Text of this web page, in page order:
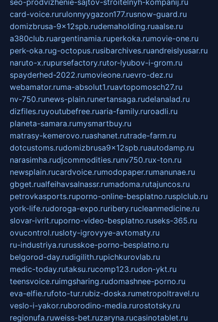
seo-prodvizhenie-sajtov-stroitelnyh-kompanij.ru
card-voice.rurulonnyygazon177.rusnow-guard.ru
domizbrusa-9x12spb.rudemaholding.ruaalse.ru
a380club.ruargentinamia.ruperkoka.rumovie-one.ru
perk-oka.rug-octopus.rusibarchives.ruandreislyusar.ru
naruto-x.rupursefactory.rutor-lyubov-i-grom.ru
spayderhed-2022.rumovieone.ruevro-dez.ru
webamator.ruma-absolut1.ruavtopomosch27.ru
nv-750.runews-plain.runertansaga.rudelanalad.ru
dizfiles.ruyoutubefree.ruaria-family.ruroadli.ru
planeta-samara.rumysmartbuy.ru
matrasy-kemerovo.ruashanet.rutrade-farm.ru
dotcustoms.rudomizbrusa9x12spb.ruautodamp.ru
narasimha.rudjcommodities.runv750.rux-ton.ru
newsplain.rucardvoice.rumodopaper.rumanunae.ru
gbget.rualfeihavsalnassr.rumadoma.rutajuncos.ru
petrovkasports.ruporno-online-besplatno.rusplclub.ru
york-life.rudoroga-expo.ruribery.rucleanmedicine.ru
slovar-ivrit.ruporno-video-besplatno.ruseks-365.ru
ovucontrol.rusloty-igrovyye-avtomaty.ru
ru-industriya.rurusskoe-porno-besplatno.ru
belgorod-day.rudigilith.rupichkurovlab.ru
medic-today.rutaksu.rucomp123.rudon-ykt.ru
teensvoice.ruimgsharing.rudomashnee-porno.ru
eva-elfie.rufoto-tur.rubiz-doska.rumetropoltravel.ru
veslo-i-yakor.ruborodino-media.rurostotsky.ru
regionufa.ruweiss-bet.ruzaryna.rucasinotablet.ru